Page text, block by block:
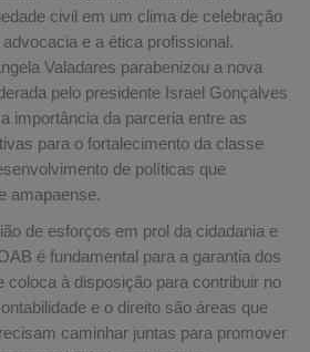
civil em um clima de celebração
e a ética profissional.
Valadares parabenizou a nova
pelo presidente Israel Gonçalves
importância da parceria entre as
para o fortalecimento da classe
de políticas que
amapaense.
de esforços em prol da cidadania e
é fundamental para a garantia dos
coloca à disposição para contribuir no
e o direito são áreas que
caminhar juntas para promover